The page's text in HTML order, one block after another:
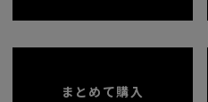
まとめて購入